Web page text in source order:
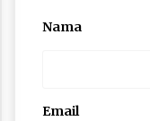
Nama
Email